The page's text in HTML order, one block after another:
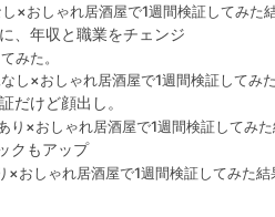
×おしゃれ居酒屋で1週間検証してみた
、年収と職業をチェンジ
みた。
し×おしゃれ居酒屋で1週間検証してみ
けど顔出し。
り×おしゃれ居酒屋で1週間検証してみ
クもアップ
おしゃれ居酒屋で1週間検証してみた結